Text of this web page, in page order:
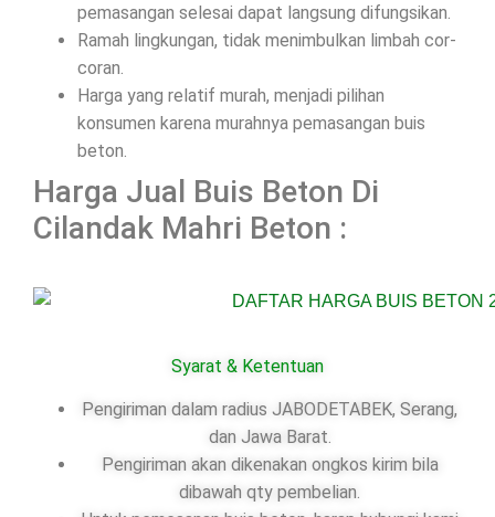
pemasangan selesai dapat langsung difungsikan.
Ramah lingkungan, tidak menimbulkan limbah cor-
coran.
Harga yang relatif murah, menjadi pilihan
konsumen karena murahnya pemasangan buis
beton.
Harga Jual Buis Beton Di
Cilandak Mahri Beton :
Syarat & Ketentuan
Pengiriman dalam radius JABODETABEK, Serang,
dan Jawa Barat.
Pengiriman akan dikenakan ongkos kirim bila
dibawah qty pembelian.